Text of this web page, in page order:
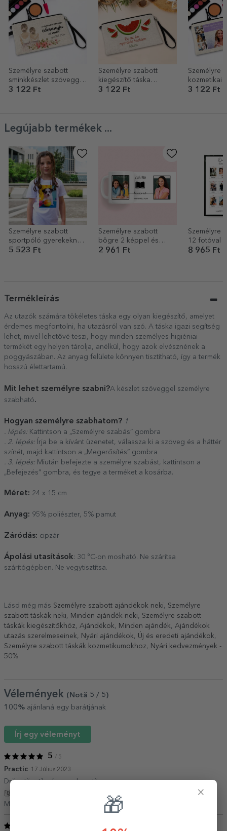
Személyre szabott
sminkkészlet szöveggel
- Anya
3 122 Ft
Személyre szabott
kiegészítő táska
szöveggel -
3 122 Ft
Személyre
kozmetikai
fotóval és
3 122 Ft
Legújabb termékek ...
Személyre szabott
sportpóló gyerekeknek
portréfotóval
5 523 Ft
Személyre szabott
bögre 2 képpel és
szöveggel
2 961 Ft
Személyre
12 fotóval
– Our
8 965 Ft
Termékleírás
Az utazók számára tökéletes táska egy olyan kiegészítő, amelyet
érdemes megfontolni, ha utazásról van szó. A táska igazi segítség
lehet, mivel lehetővé teszi, hogy minden személyes higiéniai
termékét egy helyen tárolja, anélkül, hogy azok elvésznének a
poggyászában. Az anyag felülete könnyen tisztítható, így a termék
hosszú élettartamú.
Mit lehet személyre szabni?A készlet szöveggel személyre
szabható.
Hogyan személyre szabhatom? 1
. lépés: Kattintson a „Személyre szabás” gombra
. 2. lépés: Írja be a kívánt üzenetet, válassza ki a szöveg és a háttér
színét, majd kattintson a „Megerősítés” gombra
. 3. lépés: Miután befejezte a személyre szabást, kattintson a
„Befejezés” gombra, és tegye a terméket a kosárba.
Méret: 24 x 15 cm
Anyag: 95% poliészter, 5% pamut
Záródás: cipzár
Ápolási utasítások: 30 °C-on mosható. Ne szárítsa
szárítógépben. Ne vegytisztítsa.
Lásd még más Személyre szabott ajándékok neki, Személyre
szabott táskák neki, Minden ajándék neki, Személyre szabott
táskák kiegészítőkhöz, Ajándékok, Minden ajándék, Ajándékok
utazás szerelmeseinek, Nyári ajándékok, Új és eredeti ajándékok,
Személyre szabott táskák kozmetikumokhoz, Nyári kedvezmények -
50%.
Vélemények (Notă 5 / 5 )
100% ajánlaná egy barátjának
Írj egy véleményt
5 / 5
Practic 17 Július 2023
Drăguță, utila, frumos lucrată
Marcela,
×
🎁